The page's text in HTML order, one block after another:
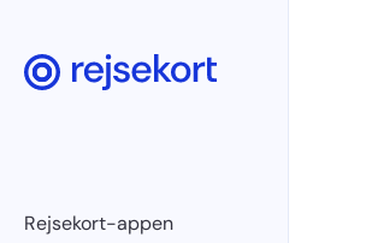
Rejsekort-appen